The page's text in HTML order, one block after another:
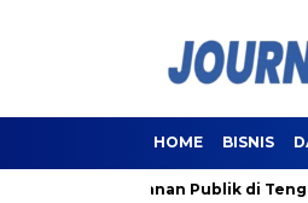
HOME BISNIS
Publik di Tengah